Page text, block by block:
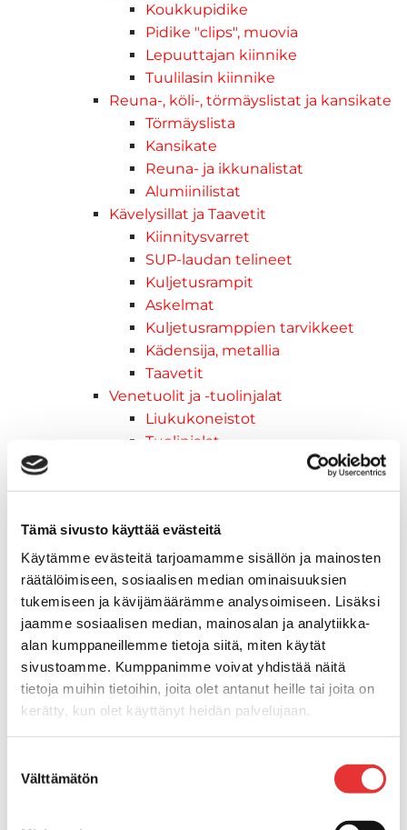
Tämä sivusto käyttää evästeitä
Käytämme evästeitä tarjoamamme sisällön ja mainosten
räätälöimiseen, sosiaalisen median ominaisuuksien
tukemiseen ja kävijämäärämme analysoimiseen. Lisäksi
jaamme sosiaalisen median, mainosalan ja analytiikka-
alan kumppaneillemme tietoja siitä, miten käytät
sivustoamme. Kumppanimme voivat yhdistää näitä
tietoja muihin tietoihin, joita olet antanut heille tai joita on
kerätty, kun olet käyttänyt heidän palvelujaan.
valinta
Välttämätön
Koukkupidike
Pidike "clips", muovia
Lepuuttajan kiinnike
Tuulilasin kiinnike
Reuna-, köli-, törmäyslistat ja kansikate
Törmäyslista
Kansikate
Reuna- ja ikkunalistat
Alumiinilistat
Kävelysillat ja Taavetit
Kiinnitysvarret
SUP-laudan telineet
Kuljetusrampit
Askelmat
Kuljetusramppien tarvikkeet
Kädensija, metallia
Taavetit
Venetuolit ja -tuolinjalat
Liukukoneistot
Tuolinjalat
Venetuolit
Pollarit
Knaapit
Trailerikoukut
Venerenkaat ja silmukkapultit/-
ruuvit
Vetourat
Kansiruuvikkeet
Jätevesi
Kansiruuvikkeiden varaosat
Muoviseokset
Kansiruuvikkeitten varaosat